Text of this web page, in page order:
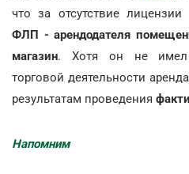
что за отсутствие лицензии
ФЛП - арендодателя
магазин. Хотя он не имел
торговой деятельности
результатам проведения
Напомним